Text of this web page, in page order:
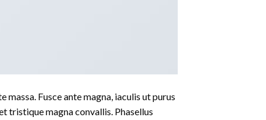
Fusce ante magna, iaculis ut purus
tristique magna convallis. Phasellus